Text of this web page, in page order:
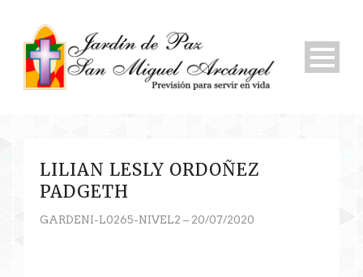
LILIAN LESLY ORDOÑEZ
PADGETH
GARDENI-L0265-NIVEL2 – 20/07/2020